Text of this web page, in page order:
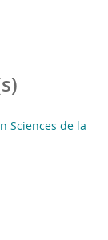
Sciences de la